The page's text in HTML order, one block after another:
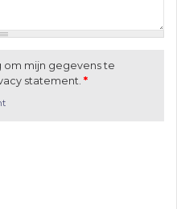
mijn gegevens te
statement. *